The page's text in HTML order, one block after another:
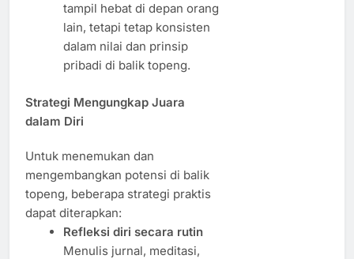
tampil hebat di depan orang
lain, tetapi tetap konsisten
dalam nilai dan prinsip
pribadi di balik topeng.
Strategi Mengungkap Juara
dalam Diri
Untuk menemukan dan
mengembangkan potensi di balik
topeng, beberapa strategi praktis
dapat diterapkan:
Refleksi diri secara rutin
Menulis jurnal, meditasi,